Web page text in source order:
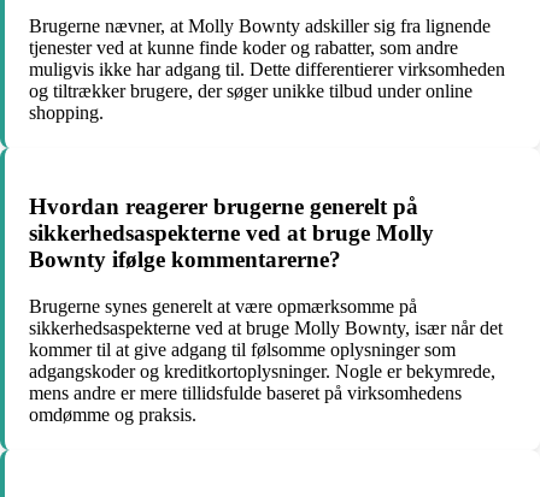
Brugerne nævner, at Molly Bownty adskiller sig fra lignende
tjenester ved at kunne finde koder og rabatter, som andre
muligvis ikke har adgang til. Dette differentierer virksomheden
og tiltrækker brugere, der søger unikke tilbud under online
shopping.
Hvordan reagerer brugerne generelt på
sikkerhedsaspekterne ved at bruge Molly
Bownty ifølge kommentarerne?
Brugerne synes generelt at være opmærksomme på
sikkerhedsaspekterne ved at bruge Molly Bownty, især når det
kommer til at give adgang til følsomme oplysninger som
adgangskoder og kreditkortoplysninger. Nogle er bekymrede,
mens andre er mere tillidsfulde baseret på virksomhedens
omdømme og praksis.